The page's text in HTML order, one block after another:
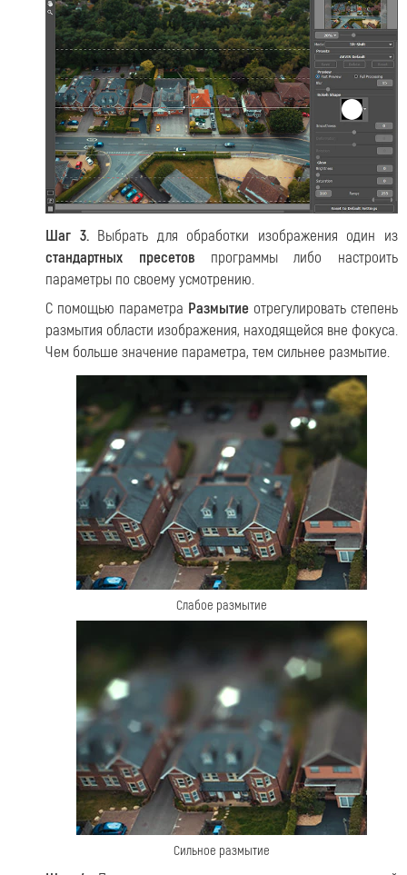
Шаг 3.Выбрать для обработки изображения один из
стандартных пресетовпрограммы либо настроить
параметры по своему усмотрению.
С помощью параметра Размытие отрегулировать степень
размытия области изображения, находящейся вне фокуса.
Чем больше значение параметра, тем сильнее размытие.
Слабое размытие
Сильное размытие